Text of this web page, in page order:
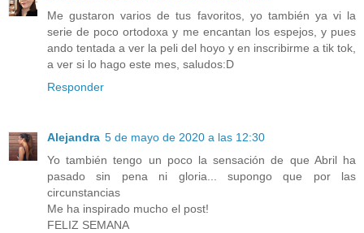
Me gustaron varios de tus favoritos, yo también ya vi la
serie de poco ortodoxa y me encantan los espejos, y pues
ando tentada a ver la peli del hoyo y en inscribirme a tik tok,
a ver si lo hago este mes, saludos:D
Responder
Alejandra 5 de mayo de 2020 a las 12:30
Yo también tengo un poco la sensación de que Abril ha
pasado sin pena ni gloria... supongo que por las
circunstancias
Me ha inspirado mucho el post!
FELIZ SEMANA